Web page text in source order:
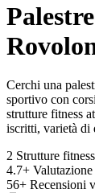
Cerchi una
sportivo con
strutture fitness
iscritti, varietà di
2 Strutture
4.7+ Valutazione
56+ Recensioni